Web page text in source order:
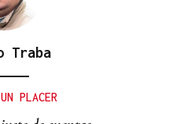
Traba
PLACER